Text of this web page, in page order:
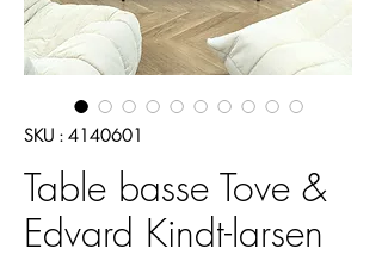
SKU : 4140601
Table basse Tove &
Edvard Kindt-larsen